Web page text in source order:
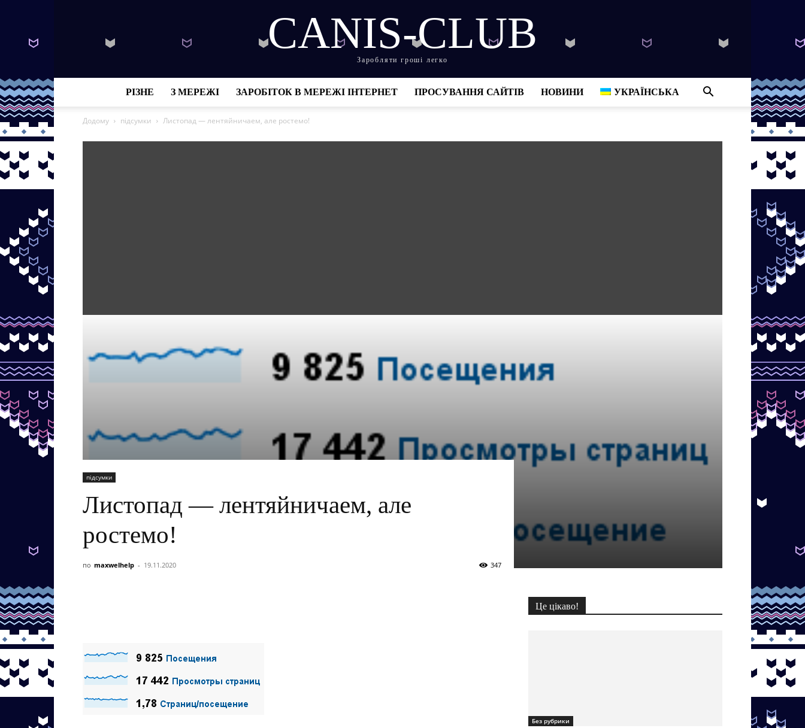
CANIS-CLUB
Заробляти гроші легко
РІЗНЕ З МЕРЕЖІ ЗАРОБІТОК В МЕРЕЖІ ІНТЕРНЕТ ПРОСУВАННЯ САЙТІВ НОВИНИ УКРАЇНСЬКА
Додому підсумки Листопад — лентяйничаем, але ростемо!
підсумки
Листопад — лентяйничаем, але
ростемо!
по maxwelhelp - 19.11.2020 347
Це цікаво!
Без рубрики